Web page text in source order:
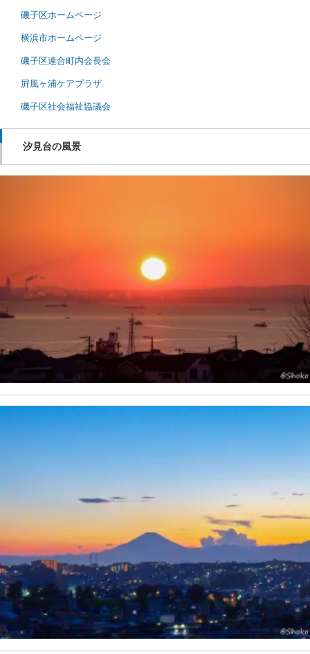
磯子区ホームページ
横浜市ホームページ
磯子区連合町内会長会
屛風ヶ浦ケアプラザ
磯子区社会福祉協議会
汐見台の風景